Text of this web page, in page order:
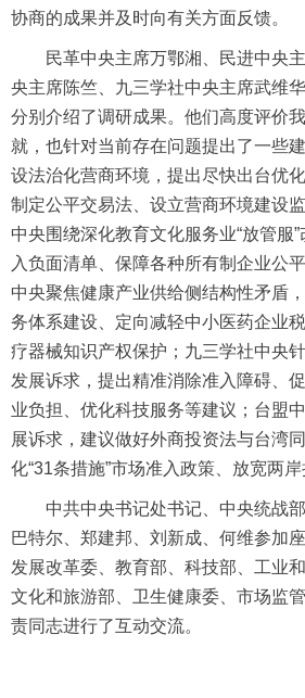
协商的成果并及时向有关方面反馈。
民革中央主席万鄂湘、民进中央主
央主席陈竺、九三学社中央主席武维
分别介绍了调研成果。他们高度评价
就，也针对当前存在问题提出了一些
设法治化营商环境，提出尽快出台优
制定公平交易法、设立营商环境建设
中央围绕深化教育文化服务业“放管服
入负面清单、保障各种所有制企业公
中央聚焦健康产业供给侧结构性矛盾
务体系建设、定向减轻中小医药企业
疗器械知识产权保护；九三学社中央
发展诉求，提出精准消除准入障碍、
业负担、优化科技服务等建议；台盟
展诉求，建议做好外商投资法与台湾
化“31条措施”市场准入政策、放宽两岸
中共中央书记处书记、中央统战部
巴特尔、郑建邦、刘新成、何维参加
发展改革委、教育部、科技部、工业
文化和旅游部、卫生健康委、市场监
责同志进行了互动交流。